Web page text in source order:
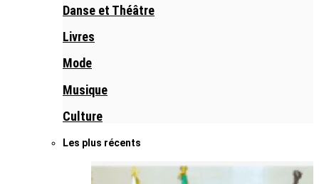
Danse et Théâtre
Livres
Mode
Musique
Culture
Les plus récents